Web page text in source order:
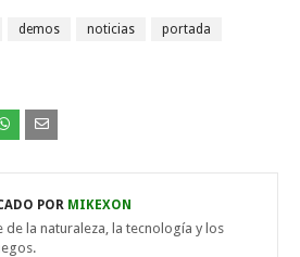
demos noticias portada
POR MIKEXON
de la naturaleza, la tecnología y los